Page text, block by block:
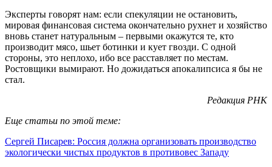
Эксперты говорят нам: если спекуляции не остановить,
мировая финансовая система окончательно рухнет и хозяйство
вновь станет натуральным – первыми окажутся те, кто
производит мясо, шьет ботинки и кует гвозди. С одной
стороны, это неплохо, ибо все расставляет по местам.
Ростовщики вымирают. Но дожидаться апокалипсиса я бы не
стал.
Редакция РНК
Еще статьи по этой теме:
Сергей Писарев: Россия должна организовать производство
экологически чистых продуктов в противовес Западу